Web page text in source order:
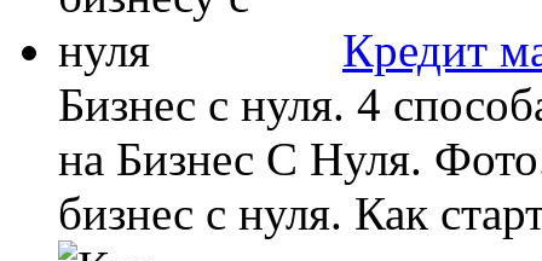
Кредит
Бизнес с нуля. 4
на Бизнес С Нуля.
бизнес с нуля. Как